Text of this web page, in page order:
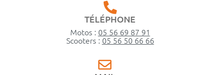
TÉLÉPHONE
Motos : 05 56 69 87 91
Scooters : 05 56 50 66 66